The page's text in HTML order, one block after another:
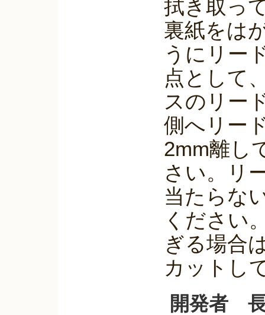
拭き取っ
裏紙をは
うにリー
点として
スのリー
側へリー
2mm離し
さい。リ
当たらな
ください
ぎる場合
カットし
開発者